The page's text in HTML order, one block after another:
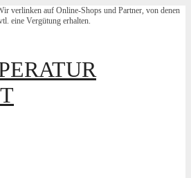
verlinken auf Online-Shops und Partner, von denen
eine Vergütung erhalten.